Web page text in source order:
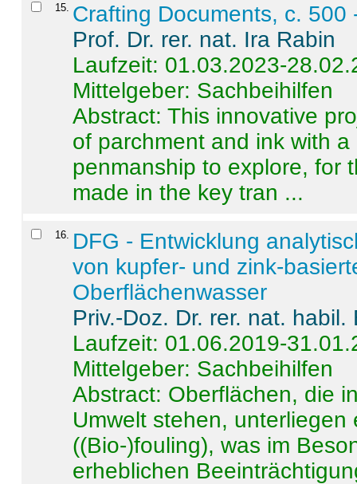
15 Crafting Documents, c. 500
Prof. Dr. rer. nat. Ira Rabin
Laufzeit: 01.03.2023-
Mittelgeber: Sachbeihilfen
Abstract:This innovative
of parchment and ink with
penmanship to explore, for
made in the key tran ...
16
DFG - Entwicklung
von kupfer- und zink-
Oberflächenwasser
Priv.-Doz. Dr. rer. nat.
Laufzeit: 01.06.2019-
Mittelgeber: Sachbeihilfen
Abstract: Oberflächen, die
Umwelt stehen,
((Bio-)fouling), was im
erheblichen